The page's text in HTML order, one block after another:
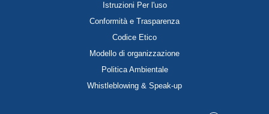
Istruzioni Per l'uso
Conformità e Trasparenza
Codice Etico
Modello di organizzazione
Politica Ambientale
Whistleblowing & Speak-up